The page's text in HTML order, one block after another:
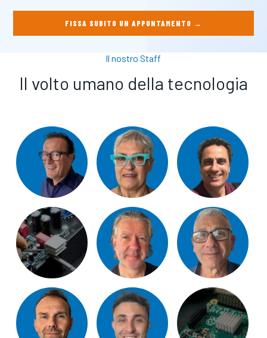
FISSA SUBITO UN APPUNTAMENTO →
Il nostro Staff
Il volto umano della tecnologia